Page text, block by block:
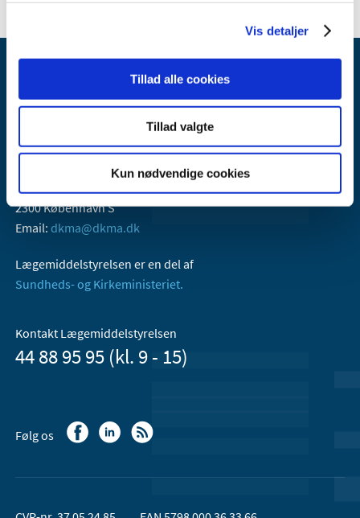
Vis detaljer
Tillad alle cookies
Tillad valgte
Kun nødvendige cookies
Lægemiddelstyrelsen
Axel Heides Gade 1
2300 København S
Email: dkma@dkma.dk
Lægemiddelstyrelsen er en del af
Sundheds- og Kirkeministeriet.
Kontakt Lægemiddelstyrelsen
44 88 95 95 (kl. 9 - 15)
Følg os